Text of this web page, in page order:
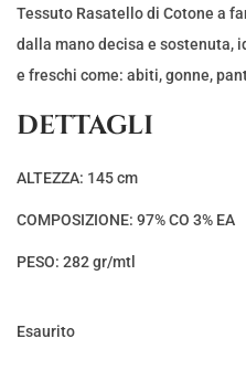
r
e
z
z
o
o
i
g
r
e
z
t
Tessuto Rasatello di Cotone a
dalla mano decisa e sostenuta,
e freschi come: abiti, gonne,
DETTAGLI
ALTEZZA: 145 cm
COMPOSIZIONE: 97% CO 3% EA
PESO: 282 gr/mtl
Esaurito